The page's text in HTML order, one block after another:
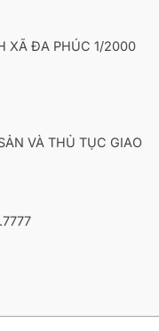
XÃ ĐA PHÚC 1/2000
VÀ THỦ TỤC GIAO